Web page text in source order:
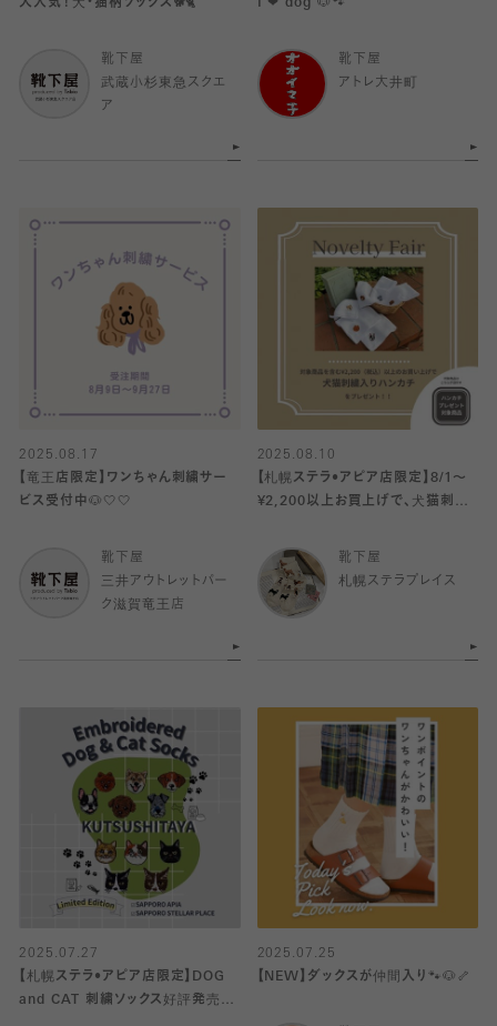
大人気！犬・猫柄ソックス🐕🐈
靴下屋
武蔵小杉東急スクエ
ア
I ❤︎ dog 🐶🐾
靴下屋
アトレ大井町
2025.08.17
【竜王店限定】ワンちゃん刺繍サー
ビス受付中🐶🤍🤍
靴下屋
三井アウトレットパー
ク滋賀竜王店
2025.08.10
【札幌ステラ•アピア店限定】8/1〜
¥2,200以上お買上げで、犬猫刺繍
靴下屋
札幌ステラプレイス
2025.07.27
【札幌ステラ•アピア店限定】DOG
and CAT 刺繍ソックス好評発売中
2025.07.25
【NEW】ダックスが仲間入り🐾🐶🦴